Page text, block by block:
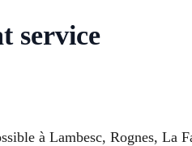
service
à Lambesc, Rognes, La